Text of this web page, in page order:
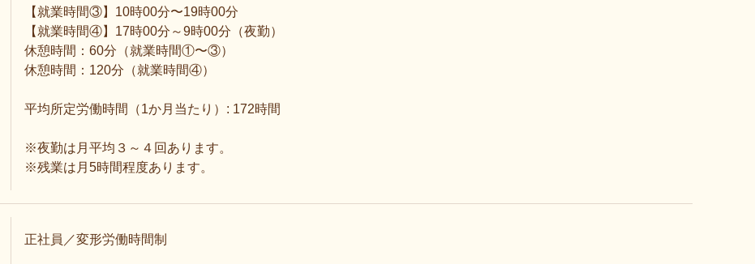
【就業時間③】10時00分〜19時00分
【就業時間④】17時00分～9時00分（夜勤）
休憩時間：60分（就業時間①〜③）
休憩時間：120分（就業時間④）
平均所定労働時間（1か月当たり）: 172時間
※夜勤は月平均３～４回あります。
※残業は月5時間程度あります。
正社員／変形労働時間制